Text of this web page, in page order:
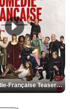
De la Comédie-Française Teaser VF